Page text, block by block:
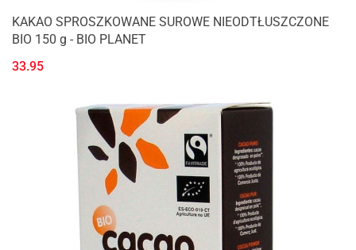
KAKAO SPROSZKOWANE SUROWE NIEODTŁUSZCZONE
BIO 150 g - BIO PLANET
33.95